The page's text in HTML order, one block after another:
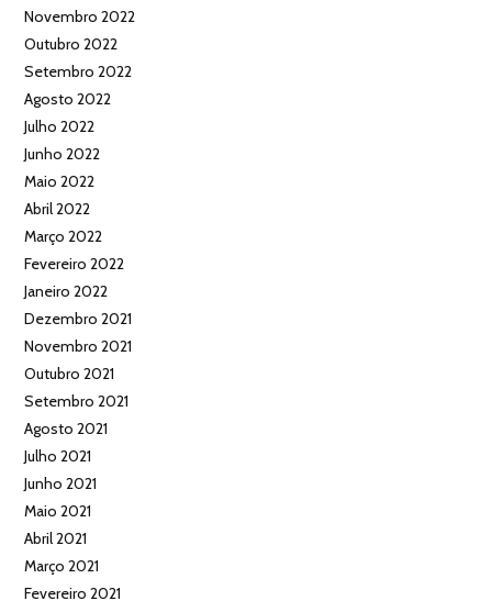
Novembro 2022
Outubro 2022
Setembro 2022
Agosto 2022
Julho 2022
Junho 2022
Maio 2022
Abril 2022
Março 2022
Fevereiro 2022
Janeiro 2022
Dezembro 2021
Novembro 2021
Outubro 2021
Setembro 2021
Agosto 2021
Julho 2021
Junho 2021
Maio 2021
Abril 2021
Março 2021
Fevereiro 2021